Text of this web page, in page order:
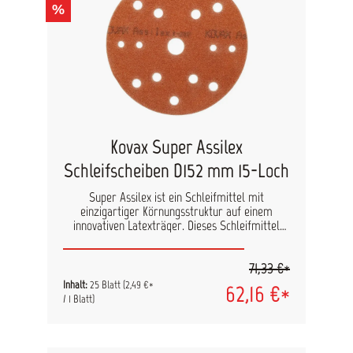
%
Kovax Super Assilex
Schleifscheiben D152 mm 15-Loch
Super Assilex ist ein Schleifmittel mit
einzigartiger Körnungsstruktur auf einem
innovativen Latexträger. Dieses Schleifmittel
Rautiefen, was eine sichere Anwendung
gewährleistet und Nacharbeiten minimiert.
Durch Verwendung eines harten Schleiftellers
lässt sich die Abtragsleisung steigern z.B. beim
Inhalt:25 Blatt(2,49 €*
/ 1 Blatt)
62,16 €*
71,33 €*